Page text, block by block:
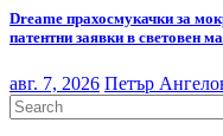
Dreame прахосмукачки за
патентни заявки в световен
авг. 7, 2026 Петър